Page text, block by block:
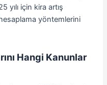
yılı için kira artış
yöntemlerini
Hangi Kanunlar